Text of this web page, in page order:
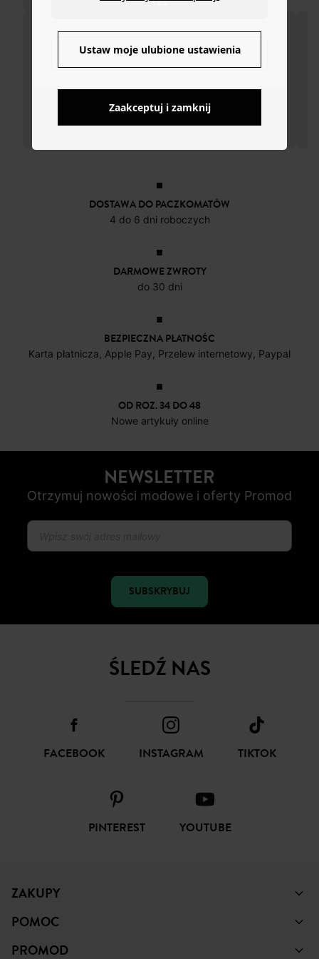
NO
DOSTAWA DO PACZKOMATÓW
4 do 6 dni roboczych
DARMOWE ZWROTY
do 30 dni
BEZPIECZNA PŁATNOŚC
Karta płatnicza, Apple Pay, Przelew internetowy, Paypal
OD ROZ. 34 DO 48
Nowe artykuły online
NEWSLETTER
Otrzymuj nowości modowe i oferty Promod
SUBSKRYBUJ
ŚLEDŹ NAS
FACEBOOK INSTAGRAM TIKTOK
PINTEREST YOUTUBE
ZAKUPY
POMOC
PROMOD
Ustaw moje ulubione ustawienia
Zaakceptuj i zamknij